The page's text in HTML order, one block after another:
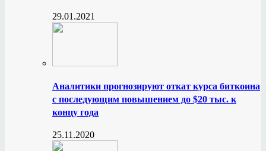
29.01.2021
Аналитики прогнозируют откат курса биткоина
с последующим повышением до $20 тыс. к
концу года
25.11.2020